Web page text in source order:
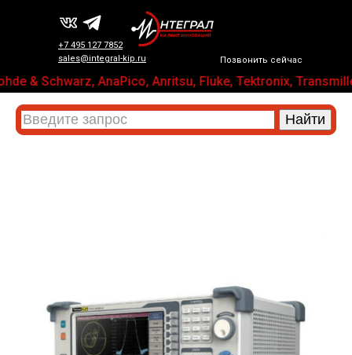
Позвонить сейчас
+7 495 127 7852
sales@integral-kip.ru
& Schwarz, AnaPico, Anritsu, Fluke, Tektronix,